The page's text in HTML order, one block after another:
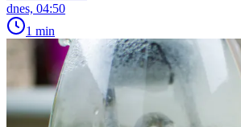
dnes, 04:50
1 min